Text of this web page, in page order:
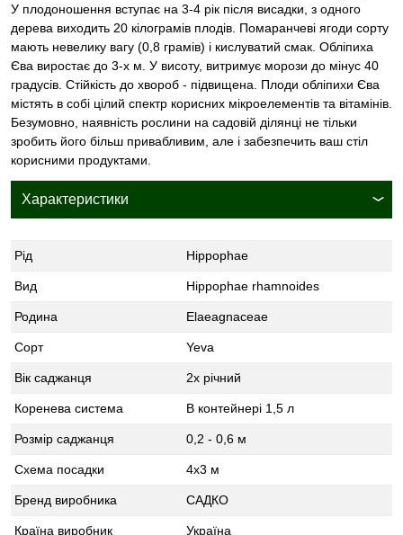
У плодоношення вступає на 3-4 рік після висадки, з одного
дерева виходить 20 кілограмів плодів. Помаранчеві ягоди сорту
мають невелику вагу (0,8 грамів) і кислуватий смак. Обліпиха
Єва виростає до 3-х м. У висоту, витримує морози до мінус 40
градусів. Стійкість до хвороб - підвищена. Плоди обліпихи Єва
містять в собі цілий спектр корисних мікроелементів та вітамінів.
Безумовно, наявність рослини на садовій ділянці не тільки
зробить його більш привабливим, але і забезпечить ваш стіл
корисними продуктами.
Характеристики
Рід Hippophae
Вид Hippophae rhamnoides
Родина Elaeagnaceae
Сорт Yeva
Вік саджанця 2х річний
Коренева система В контейнері 1,5 л
Розмір саджанця 0,2 - 0,6 м
Схема посадки 4х3 м
Бренд виробника САДКО
Країна виробник Україна